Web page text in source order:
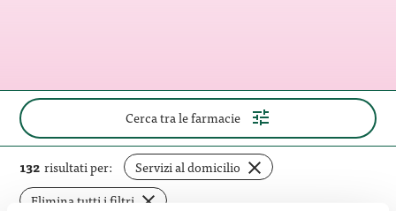
Cerca tra le farmacie (apri
pannello
di
ricerca)
132 risultati per: Servizi al domicilio rimuovi
filtro
Elimina tutti i filtri